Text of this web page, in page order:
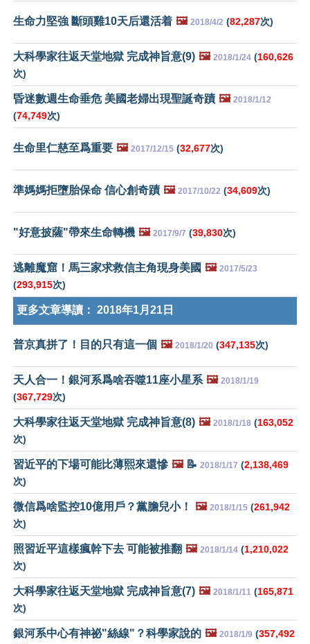
生命力堅強 斷頭雞10天后還活着 🖼️ 2018/4/2 (82,287次)
大科學家往返天堂地獄 完成神旨意(9) 🖼️ 2018/1/24 (160,626
次)
昏迷數週生命垂危 美國老婦出現聖誕奇蹟 🖼️ 2018/1/12
(74,749次)
生命里仁慈至爲重要 🖼️ 2017/12/15 (32,677次)
準媽媽拒墮胎保命 信心創奇蹟 🖼️ 2017/10/22 (34,609次)
"好意披薩"帶來生命轉機 🖼️ 2017/9/7 (39,830次)
逃離魔窟！馬三家求救信主角現身美國 🖼️ 2017/5/23
(293,915次)
更多文章導讀： 2018年1月21日
普京真拼了！目的只有這一個 🖼️ 2018/1/20 (347,135次)
天人合一！銀河系爲啥吞噬11座小星系 🖼️ 2018/1/19
(367,729次)
大科學家往返天堂地獄 完成神旨意(8) 🖼️ 2018/1/18 (163,052
次)
習近平的下場可能比薄熙來還慘 🖼️📝 2018/1/17 (2,138,469
次)
微信爲啥監控10億用戶？黨膽兒小！ 🖼️ 2018/1/15 (261,942
次)
照習近平這樣瘋幹下去 可能被推翻 🖼️ 2018/1/14 (1,210,022
次)
大科學家往返天堂地獄 完成神旨意(7) 🖼️ 2018/1/11 (165,871
次)
銀河系中心有神祕"絲線"？科學家說的 🖼️ 2018/1/9 (357,492